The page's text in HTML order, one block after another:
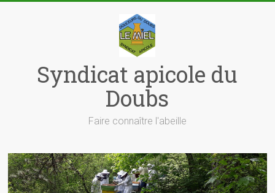
Syndicat apicole du
Doubs
Faire connaître l'abeille